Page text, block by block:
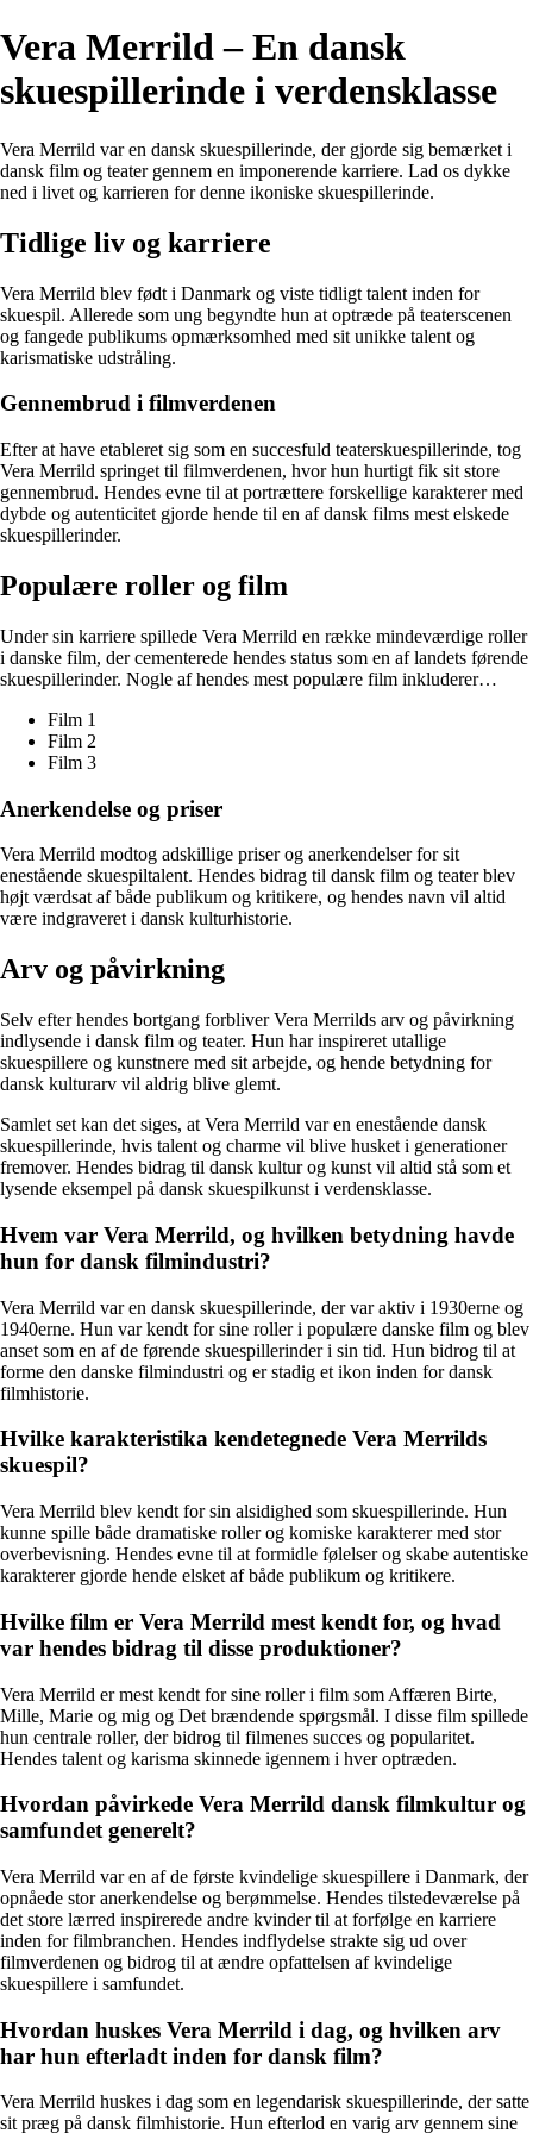
Vera Merrild – En dansk
skuespillerinde i verdensklasse
Vera Merrild var en dansk skuespillerinde, der gjorde sig bemærket i
dansk film og teater gennem en imponerende karriere. Lad os dykke
ned i livet og karrieren for denne ikoniske skuespillerinde.
Tidlige liv og karriere
Vera Merrild blev født i Danmark og viste tidligt talent inden for
skuespil. Allerede som ung begyndte hun at optræde på teaterscenen
og fangede publikums opmærksomhed med sit unikke talent og
karismatiske udstråling.
Gennembrud i filmverdenen
Efter at have etableret sig som en succesfuld teaterskuespillerinde, tog
Vera Merrild springet til filmverdenen, hvor hun hurtigt fik sit store
gennembrud. Hendes evne til at portrættere forskellige karakterer med
dybde og autenticitet gjorde hende til en af dansk films mest elskede
skuespillerinder.
Populære roller og film
Under sin karriere spillede Vera Merrild en række mindeværdige roller
i danske film, der cementerede hendes status som en af landets førende
skuespillerinder. Nogle af hendes mest populære film inkluderer…
Film 1
Film 2
Film 3
Anerkendelse og priser
Vera Merrild modtog adskillige priser og anerkendelser for sit
enestående skuespiltalent. Hendes bidrag til dansk film og teater blev
højt værdsat af både publikum og kritikere, og hendes navn vil altid
være indgraveret i dansk kulturhistorie.
Arv og påvirkning
Selv efter hendes bortgang forbliver Vera Merrilds arv og påvirkning
indlysende i dansk film og teater. Hun har inspireret utallige
skuespillere og kunstnere med sit arbejde, og hende betydning for
dansk kulturarv vil aldrig blive glemt.
Samlet set kan det siges, at Vera Merrild var en enestående dansk
skuespillerinde, hvis talent og charme vil blive husket i generationer
fremover. Hendes bidrag til dansk kultur og kunst vil altid stå som et
lysende eksempel på dansk skuespilkunst i verdensklasse.
Hvem var Vera Merrild, og hvilken betydning havde
hun for dansk filmindustri?
Vera Merrild var en dansk skuespillerinde, der var aktiv i 1930erne og
1940erne. Hun var kendt for sine roller i populære danske film og blev
anset som en af de førende skuespillerinder i sin tid. Hun bidrog til at
forme den danske filmindustri og er stadig et ikon inden for dansk
filmhistorie.
Hvilke karakteristika kendetegnede Vera Merrilds
skuespil?
Vera Merrild blev kendt for sin alsidighed som skuespillerinde. Hun
kunne spille både dramatiske roller og komiske karakterer med stor
overbevisning. Hendes evne til at formidle følelser og skabe autentiske
karakterer gjorde hende elsket af både publikum og kritikere.
Hvilke film er Vera Merrild mest kendt for, og hvad
var hendes bidrag til disse produktioner?
Vera Merrild er mest kendt for sine roller i film som Affæren Birte,
Mille, Marie og mig og Det brændende spørgsmål. I disse film spillede
hun centrale roller, der bidrog til filmenes succes og popularitet.
Hendes talent og karisma skinnede igennem i hver optræden.
Hvordan påvirkede Vera Merrild dansk filmkultur og
samfundet generelt?
Vera Merrild var en af de første kvindelige skuespillere i Danmark, der
opnåede stor anerkendelse og berømmelse. Hendes tilstedeværelse på
det store lærred inspirerede andre kvinder til at forfølge en karriere
inden for filmbranchen. Hendes indflydelse strakte sig ud over
filmverdenen og bidrog til at ændre opfattelsen af kvindelige
skuespillere i samfundet.
Hvordan huskes Vera Merrild i dag, og hvilken arv
har hun efterladt inden for dansk film?
Vera Merrild huskes i dag som en legendarisk skuespillerinde, der satte
sit præg på dansk filmhistorie. Hun efterlod en varig arv gennem sine